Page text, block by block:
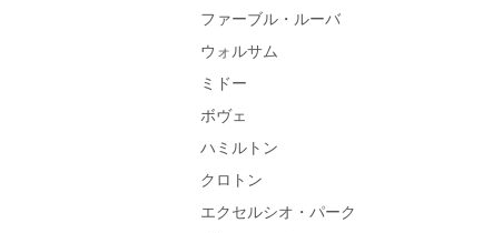
ファーブル・ルーバ
ウォルサム
ミドー
ボヴェ
ハミルトン
クロトン
エクセルシオ・パーク